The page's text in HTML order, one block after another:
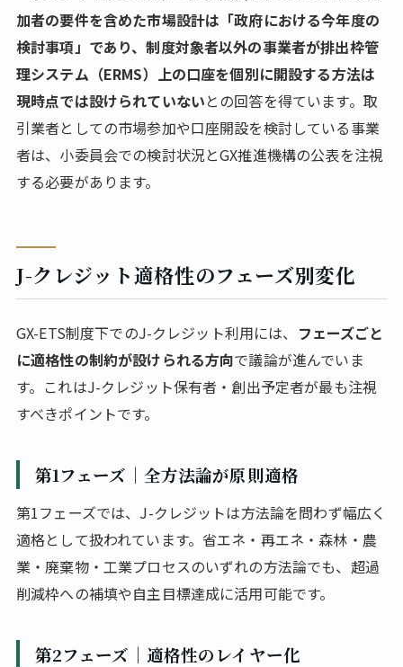
加者の要件を含めた市場設計は「政府における今年度の
検討事項」であり、制度対象者以外の事業者が排出枠管
理システム（ERMS）上の口座を個別に開設する方法は
現時点では設けられていないとの回答を得ています。取
引業者としての市場参加や口座開設を検討している事業
者は、小委員会での検討状況とGX推進機構の公表を注視
する必要があります。
J-クレジット適格性のフェーズ別変化
GX-ETS制度下でのJ-クレジット利用には、 フェーズごと
に適格性の制約が設けられる方向で議論が進んでいま
す。これはJ-クレジット保有者・創出予定者が最も注視
すべきポイントです。
第1フェーズ｜全方法論が原則適格
第1フェーズでは、J-クレジットは方法論を問わず幅広く
適格として扱われています。省エネ・再エネ・森林・農
業・廃棄物・工業プロセスのいずれの方法論でも、超過
削減枠への補填や自主目標達成に活用可能です。
第2フェーズ｜適格性のレイヤー化